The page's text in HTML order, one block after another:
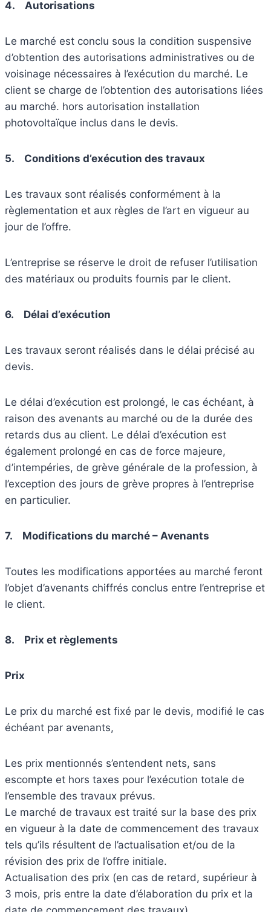
4. Autorisations
Le marché est conclu sous la condition suspensive
d’obtention des autorisations administratives ou de
voisinage nécessaires à l’exécution du marché. Le
client se charge de l’obtention des autorisations liées
au marché. hors autorisation installation
photovoltaïque inclus dans le devis.
5. Conditions d’exécution des travaux
Les travaux sont réalisés conformément à la
règlementation et aux règles de l’art en vigueur au
jour de l’offre.
L’entreprise se réserve le droit de refuser l’utilisation
des matériaux ou produits fournis par le client.
6. Délai d’exécution
Les travaux seront réalisés dans le délai précisé au
devis.
Le délai d’exécution est prolongé, le cas échéant, à
raison des avenants au marché ou de la durée des
retards dus au client. Le délai d’exécution est
également prolongé en cas de force majeure,
d’intempéries, de grève générale de la profession, à
l’exception des jours de grève propres à l’entreprise
en particulier.
7. Modifications du marché – Avenants
Toutes les modifications apportées au marché feront
l’objet d’avenants chiffrés conclus entre l’entreprise et
le client.
8. Prix et règlements
Prix
Le prix du marché est fixé par le devis, modifié le cas
échéant par avenants,
Les prix mentionnés s’entendent nets, sans
escompte et hors taxes pour l’exécution totale de
l’ensemble des travaux prévus.
Le marché de travaux est traité sur la base des prix
en vigueur à la date de commencement des travaux
tels qu’ils résultent de l’actualisation et/ou de la
révision des prix de l’offre initiale.
Actualisation des prix (en cas de retard, supérieur à
3 mois, pris entre la date d’élaboration du prix et la